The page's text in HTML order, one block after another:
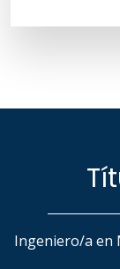
Ingeniero/a en